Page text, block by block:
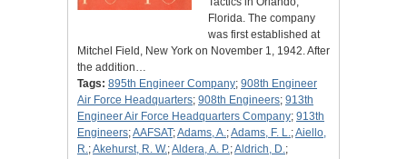
Florida. The company
was first established at
Mitchel Field, New York on November 1, 1942. After
the addition…
Tags: 895th Engineer Company; 908th Engineer
Air Force Headquarters; 908th Engineers; 913th
Engineer Air Force Headquarters Company; 913th
Engineers;AAFSAT;Adams, A.;Adams, F. L.;Aiello,
R.;Akehurst, R. W.;Aldera, A. P.;Aldrich, D.;